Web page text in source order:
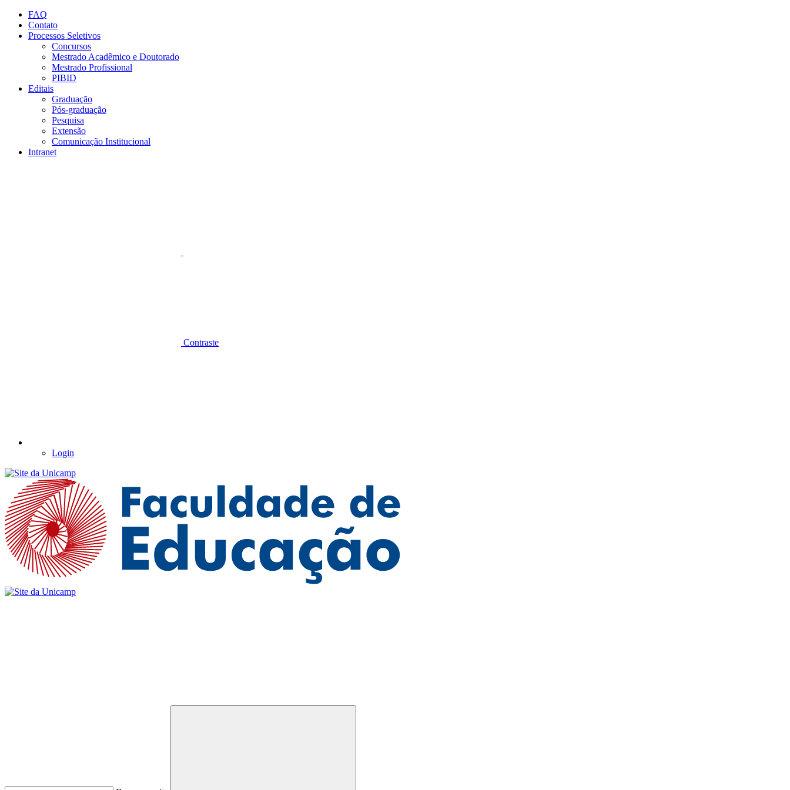
Conteúdo principal
FAQ
Contato
Processos Seletivos
Concursos
Mestrado Acadêmico e Doutorado
Mestrado Profissional
PIBID
Editais
Graduação
Pós-graduação
Pesquisa
Extensão
Comunicação Institucional
Intranet
Contraste
Login